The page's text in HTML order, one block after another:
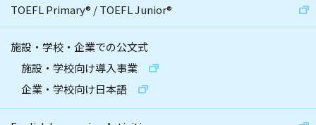
TOEFL Primary® /TOEFL Junior®
施設・学校・企業での公文式
施設・学校向け導入事業
企業・学校向け日本語